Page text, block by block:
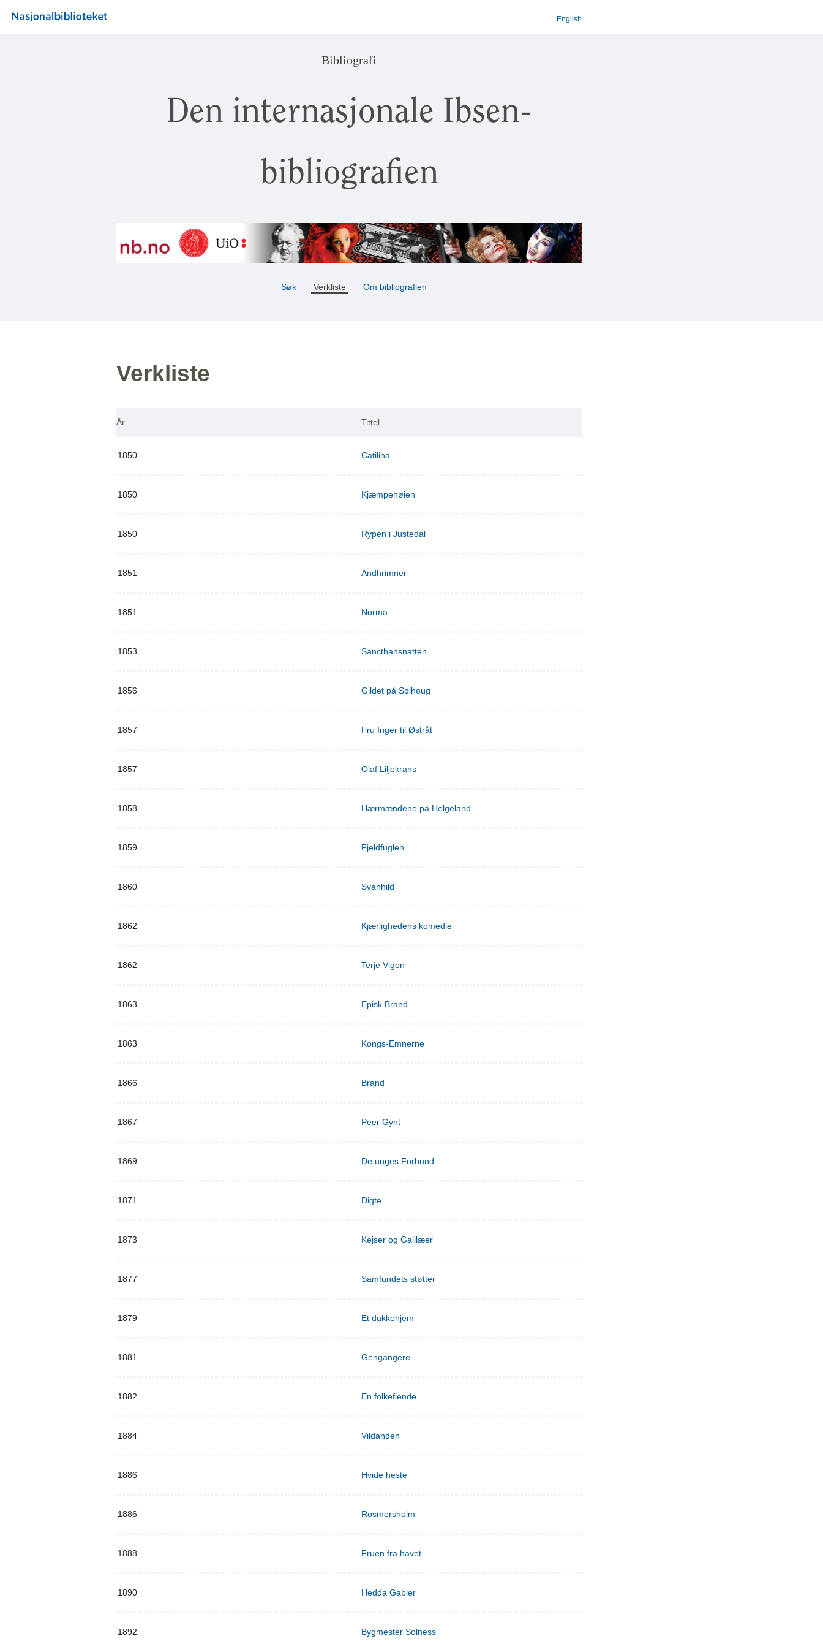
English
Bibliografi
Den internasjonale Ibsen-
bibliografien
Søk Verkliste Om bibliografien
Verkliste
År Tittel
1850 Catilina
1850 Kjæmpehøien
1850 Rypen i Justedal
1851 Andhrimner
1851 Norma
1853 Sancthansnatten
1856 Gildet på Solhoug
1857 Fru Inger til Østråt
1857 Olaf Liljekrans
1858 Hærmændene på Helgeland
1859 Fjeldfuglen
1860 Svanhild
1862 Kjærlighedens komedie
1862 Terje Vigen
1863 Episk Brand
1863 Kongs-Emnerne
1866 Brand
1867 Peer Gynt
1869 De unges Forbund
1871 Digte
1873 Kejser og Galilæer
1877 Samfundets støtter
1879 Et dukkehjem
1881 Gengangere
1882 En folkefiende
1884 Vildanden
1886 Hvide heste
1886 Rosmersholm
1888 Fruen fra havet
1890 Hedda Gabler
1892 Bygmester Solness